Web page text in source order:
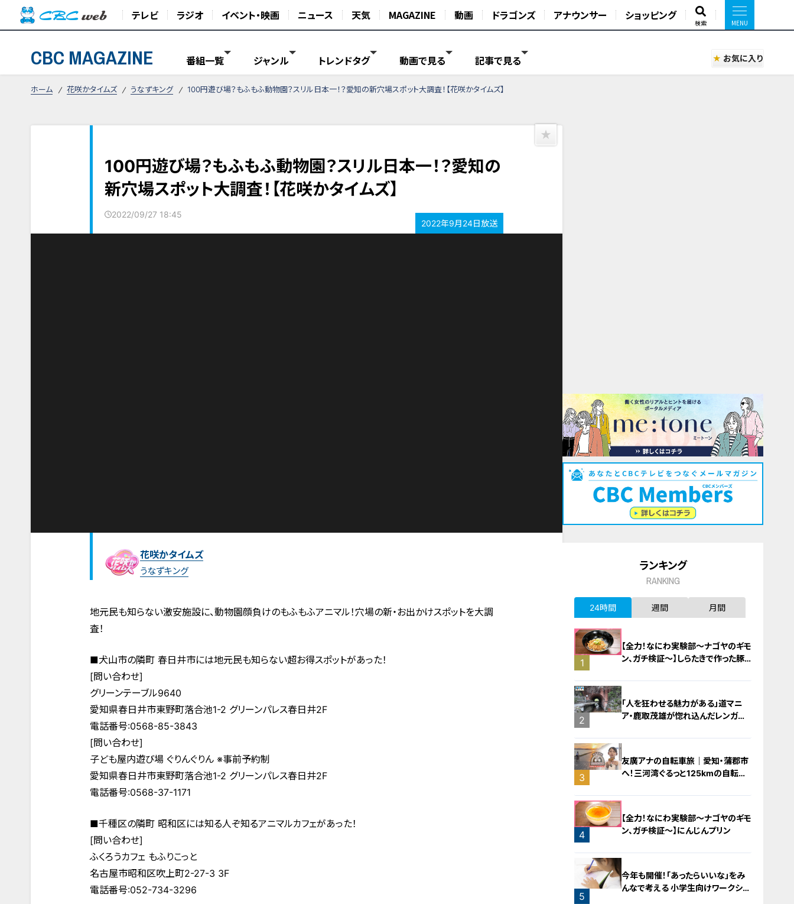
テレビ ラジオ イベント・映画 ニュース 天気 MAGAZINE 動画 ドラゴンズ アナウンサー ショッピング
検索
CBC MAGAZINE 番組一覧 ジャンル トレンドタグ 動画で見る 記事で見る お気に入り
ホーム 花咲かタイムズ うなずキング 100円遊び場？もふもふ動物園？スリル日本一！？愛知の新穴場スポット大調査！【花咲かタイムズ】
100円遊び場？もふもふ動物園？スリル日本一！？愛知の
新穴場スポット大調査！【花咲かタイムズ】
2022/09/27 18:45
2022年9月24日放送
花咲かタイムズ
うなずキング
地元民も知らない激安施設に、動物園顔負けのもふもふアニマル！穴場の新・お出かけスポットを大調
査！
■犬山市の隣町 春日井市には地元民も知らない超お得スポットがあった！
[問い合わせ]
グリーンテーブル9640
愛知県春日井市東野町落合池1-2 グリーンパレス春日井2F
電話番号:0568-85-3843
[問い合わせ]
子ども屋内遊び場 ぐりんぐりん ※事前予約制
愛知県春日井市東野町落合池1-2 グリーンパレス春日井2F
電話番号:0568-37-1171
■千種区の隣町 昭和区には知る人ぞ知るアニマルカフェがあった！
[問い合わせ]
ふくろうカフェ もふりこっと
名古屋市昭和区吹上町2-27-3 3F
電話番号:052-734-3296
ランキング
RANKING
24時間 週間 月間
1
【全力！なにわ実験部～ナゴヤのギモ
ン、ガチ検証～】しらたきで作った豚
2
「人を狂わせる魅力がある」道マニ
ア・鹿取茂雄が惚れ込んだレンガの
3
友廣アナの自転車旅｜愛知・蒲郡市
へ！三河湾ぐるっと125kmの自転車
4
【全力！なにわ実験部～ナゴヤのギモ
ン、ガチ検証～】にんじんプリン
5
今年も開催！「あったらいいな」をみ
んなで考える 小学生向けワークショ